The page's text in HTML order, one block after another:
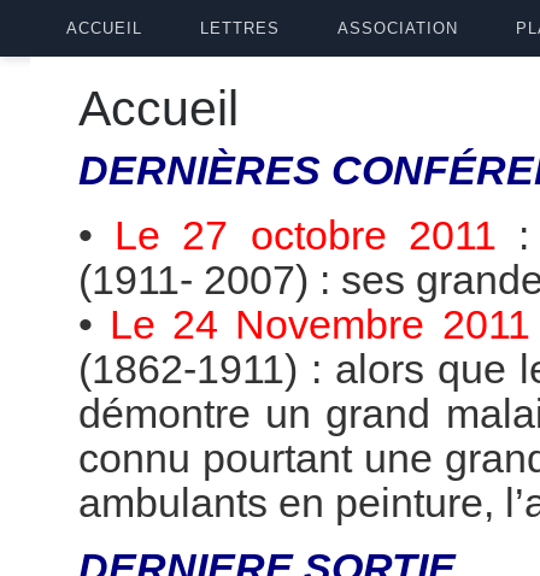
ACCUEIL LETTRES ASSOCIATION
Accueil
DERNIÈRES
• Le 27 octobre 2011
(1911- 2007) : ses
• Le 24 Novembre 2011
(1862-1911) : alors que
démontre un grand
connu pourtant une
ambulants en peinture,